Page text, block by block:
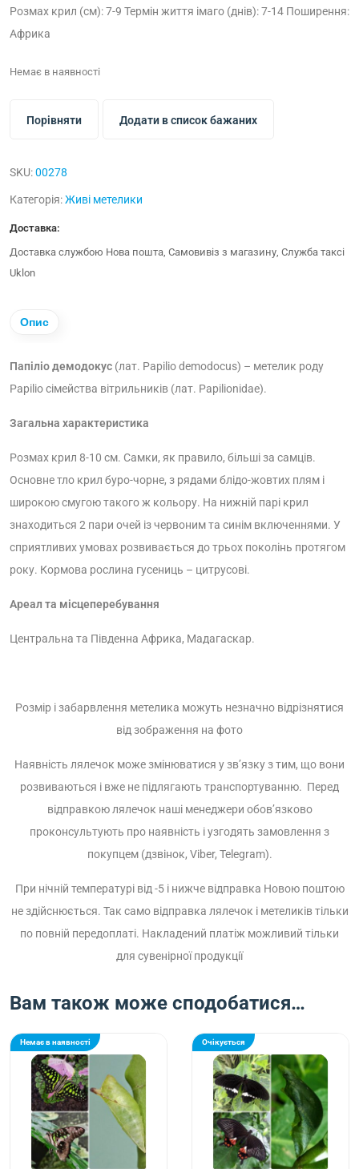
Розмах крил (см): 7-9 Термін життя імаго (днів): 7-14 Поширення:
Африка
Немає в наявності
Порівняти Додати в список бажаних
SKU:00278
Категорія:Живі метелики
Доставка:
Доставка службою Нова пошта, Самовивіз з магазину, Служба таксі
Uklon
Опис
Папіліо демодокус (лат. Papilio demodocus) – метелик роду
Papilio сімейства вітрильників (лат. Papilionidae).
Загальна характеристика
Розмах крил 8-10 см. Самки, як правило, більші за самців.
Основне тло крил буро-чорне, з рядами блідо-жовтих плям і
широкою смугою такого ж кольору. На нижній парі крил
знаходиться 2 пари очей із червоним та синім включеннями. У
сприятливих умовах розвивається до трьох поколінь протягом
року. Кормова рослина гусениць – цитрусові.
Ареал та місцеперебування
Центральна та Південна Африка, Мадагаскар.
Розмір і забарвлення метелика можуть незначно відрізнятися
від зображення на фото
Наявність лялечок може змінюватися у зв’язку з тим, що вони
розвиваються і вже не підлягають транспортуванню. Перед
відправкою лялечок наші менеджери обов’язково
проконсультують про наявність і узгодять замовлення з
покупцем (дзвінок, Viber, Telegram).
При нічній температурі від -5 і нижче відправка Новою поштою
не здійснюється. Так само відправка лялечок і метеликів тільки
по повній передоплаті. Накладений платіж можливий тільки
для сувенірної продукції
Вам також може сподобатися…
Немає в наявності Очікується